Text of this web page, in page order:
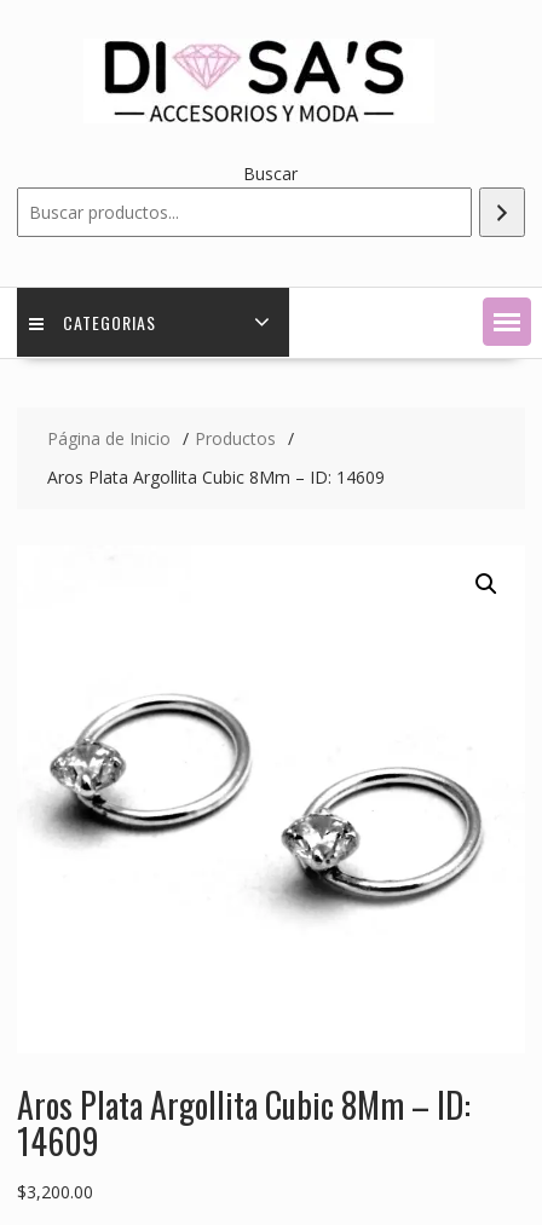
Buscar
CATEGORIAS
Página de Inicio
Productos
Aros Plata Argollita Cubic 8Mm – ID: 14609
Aros Plata Argollita Cubic 8Mm – ID:
14609
$3,200.00